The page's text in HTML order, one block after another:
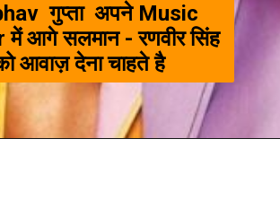
गुप्ता अपने Music
में आगे सलमान - रणवीर सिंह
आवाज़ देना चाहते है